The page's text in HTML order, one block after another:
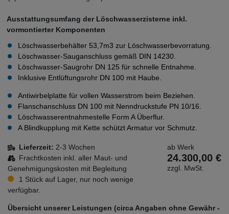
Ausstattungsumfang der Löschwasserzisterne inkl.
vormontierter Komponenten
Löschwasserbehälter 53,7m3 zur Löschwasserbevorratung.
Löschwasser-Sauganschluss gemäß DIN 14230.
Löschwasser-Saugrohr DN 125 für schnelle Entnahme.
Inklusive Entlüftungsrohr DN 100 mit Haube.
Antiwirbelplatte für vollen Wasserstrom beim Beziehen.
Flanschanschluss DN 100 mit Nenndruckstufe PN 10/16.
Löschwasserentnahmestelle Form A Überflur.
A Blindkupplung mit Kette schützt Armatur vor Schmutz.
Lieferzeit: 2-3 Wochen
Frachtkosten inkl. aller Maut- und
Genehmigungskosten mit Begleitung
1 Stück auf Lager, nur noch wenige
verfügbar.
ab Werk
24.300,00 €
zzgl. MwSt.
Übersicht unserer Leistungen (circa Angaben ohne Gewähr -